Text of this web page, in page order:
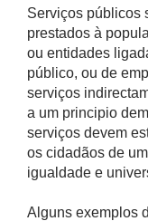
Serviços públicos
prestados à
ou entidades
público, ou de
serviços
a um principio
serviços devem
os cidadãos de
igualdade e
Alguns exemplos